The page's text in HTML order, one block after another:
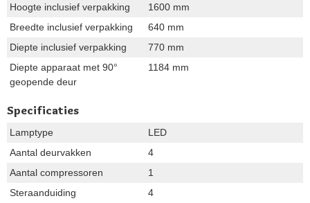
Hoogte inclusief verpakking
1600 mm
Breedte inclusief verpakking
640 mm
Diepte inclusief verpakking
770 mm
Diepte apparaat met 90°
geopende deur
1184 mm
Specificaties
Lamptype
LED
Aantal deurvakken
4
Aantal compressoren
1
Steraanduiding
4